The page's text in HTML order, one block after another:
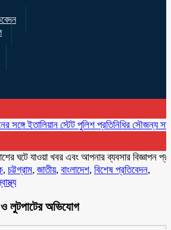
ইতালিয়ান স্টেট পুলিশ প্রতিনিধির সৌজন্য সাক্ষাৎ
যাওয়া খবর এবং আপনার ব্যবসার বিজ্ঞাপন প্রচারের
, চট্টগ্রাম, জাতীয়, বাংলাদেশ, বিশেষ প্রতিবেদন,
ও লুটপাটের অভিযোগ